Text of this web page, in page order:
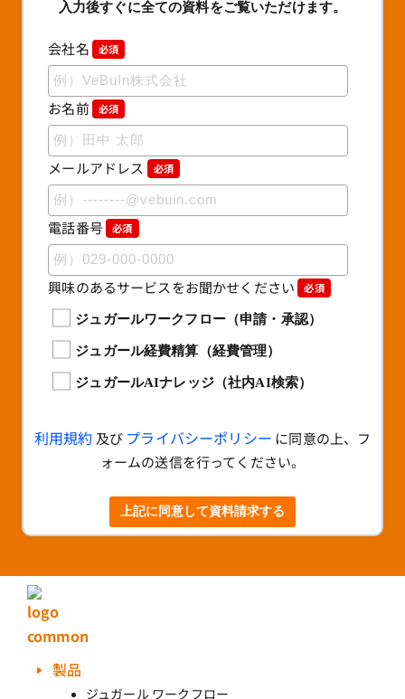
入力後すぐに全ての資料をご覧いただけます。
会社名 必須
お名前 必須
メールアドレス 必須
電話番号 必須
興味のあるサービスをお聞かせください 必須
ジュガールワークフロー（申請・承認）
ジュガール経費精算（経費管理）
ジュガールAIナレッジ（社内AI検索）
利用規約 及び プライバシーポリシー に同意の上、フ
ォームの送信を行ってください。
上記に同意して資料請求する
製品
ジュガール ワークフロー